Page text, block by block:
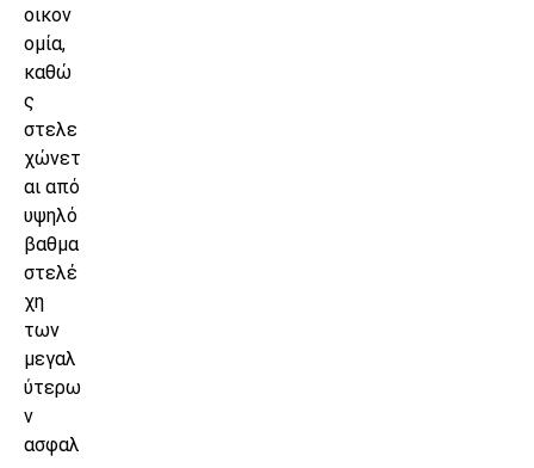
οικον
ομία,
καθώ
ς
στελε
χώνετ
αι από
υψηλό
βαθμα
στελέ
χη
των
μεγαλ
ύτερω
ν
ασφαλ